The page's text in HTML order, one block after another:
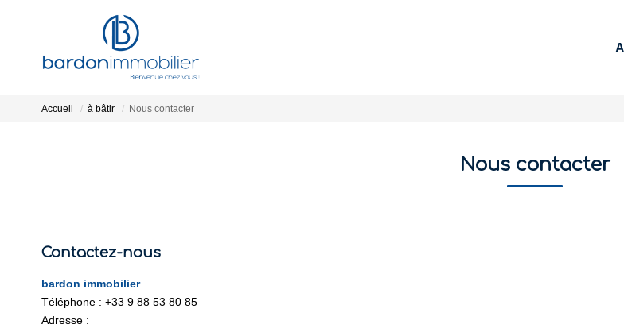
Accueil à bâtir Nous contacter
Nous contacter
Contactez-nous
bardon immobilier
Téléphone : +33 9 88 53 80 85
Adresse :